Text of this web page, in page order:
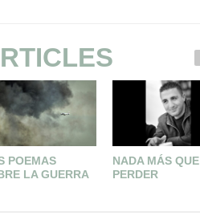
POEMAS
LA GUERRA
NADA MÁS QUE
PERDER